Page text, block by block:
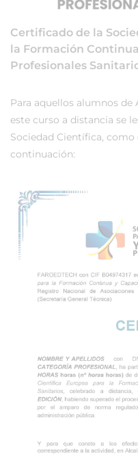
Certificado de la
la Formación
Profesionales
Para aquellos alumnos de
este curso a distancia se
Sociedad Científica,
continuación: